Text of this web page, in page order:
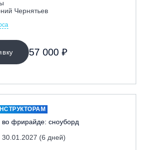
Чернятьев
57 000 ₽
во фрирайде: сноуборд
(6 дней)